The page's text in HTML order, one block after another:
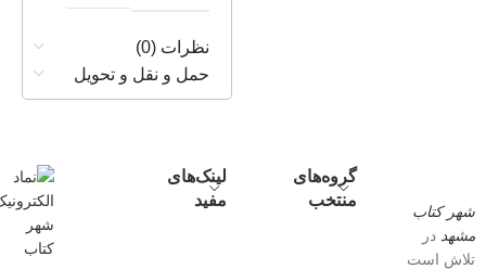
نظرات (0)
حمل و نقل و تحویل
شهر کتاب
مشهد در
تلاش است
گروه‌های
منتخب
لینک‌های
مفید